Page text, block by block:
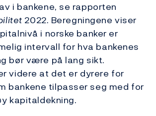
i bankene, se rapporten
2022. Beregningene viser
i norske banker er
intervall for hva bankenes
bør være på lang sikt.
videre at det er dyrere for
bankene tilpasser seg med for
kapitaldekning.